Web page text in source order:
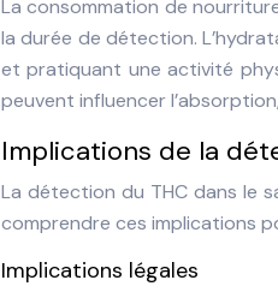
La consommation de
la durée de détection.
et pratiquant une activité
peuvent influencer
Implications de la
La détection du THC dans le
comprendre ces implications
Implications légales